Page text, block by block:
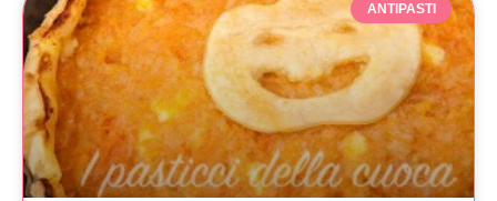
ANTIPASTI